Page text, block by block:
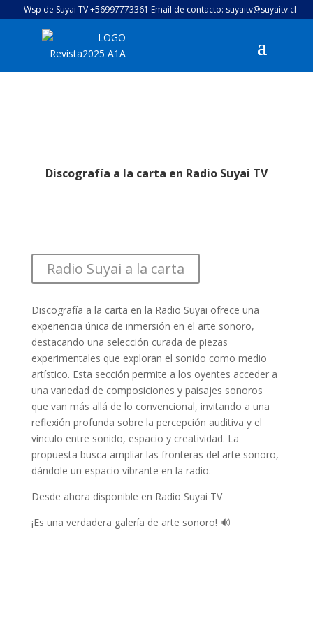
Wsp de Suyai TV +56997773361 Email de contacto: suyaitv@suyaitv.cl
Discografía a la carta en Radio Suyai TV
Radio Suyai a la carta
Discografía a la carta en la Radio Suyai ofrece una
experiencia única de inmersión en el arte sonoro,
destacando una selección curada de piezas
experimentales que exploran el sonido como medio
artístico. Esta sección permite a los oyentes acceder a
una variedad de composiciones y paisajes sonoros
que van más allá de lo convencional, invitando a una
reflexión profunda sobre la percepción auditiva y el
vínculo entre sonido, espacio y creatividad. La
propuesta busca ampliar las fronteras del arte sonoro,
dándole un espacio vibrante en la radio.
Desde ahora disponible en Radio Suyai TV
¡Es una verdadera galería de arte sonoro! 🔊